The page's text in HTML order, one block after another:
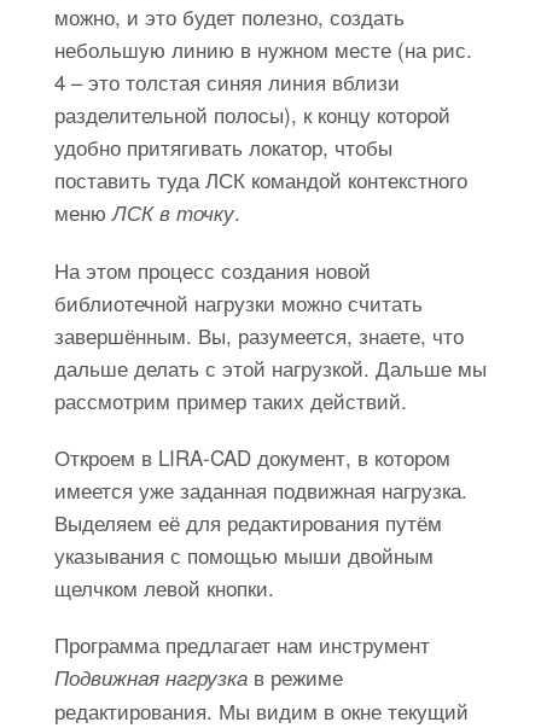
можно, и это будет полезно, создать
небольшую линию в нужном месте (на рис.
4 – это толстая синяя линия вблизи
разделительной полосы), к концу которой
удобно притягивать локатор, чтобы
поставить туда ЛСК командой контекстного
менюЛСК в точку.
На этом процесс создания новой
библиотечной нагрузки можно считать
завершённым. Вы, разумеется, знаете, что
дальше делать с этой нагрузкой. Дальше мы
рассмотрим пример таких действий.
Откроем в LIRA-CAD документ, в котором
имеется уже заданная подвижная нагрузка.
Выделяем её для редактирования путём
указывания с помощью мыши двойным
щелчком левой кнопки.
Программа предлагает нам инструмент
Подвижная нагрузка в режиме
редактирования. Мы видим в окне текущий